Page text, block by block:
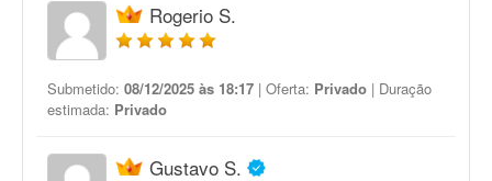
Rogerio S.
Submetido: 08/12/2025 às 18:17 | Oferta: Privado | Duração
estimada: Privado
Gustavo S.